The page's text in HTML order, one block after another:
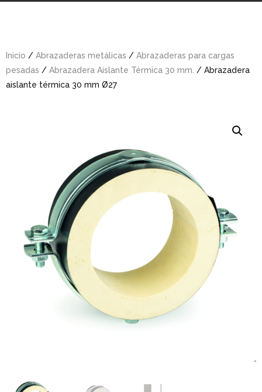
Inicio / Abrazaderas metálicas / Abrazaderas para cargas
pesadas / Abrazadera Aislante Térmica 30 mm. / Abrazadera
aislante térmica 30 mm Ø27